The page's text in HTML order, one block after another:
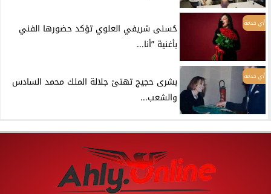
أي خدمة
حُسنى شريفي العلوي تؤكد حضورها الفني
بأغنية ”أنا...
أي خدمة
بشرى حجيج تهنئ جلالة الملك محمد السادس
والشعب...